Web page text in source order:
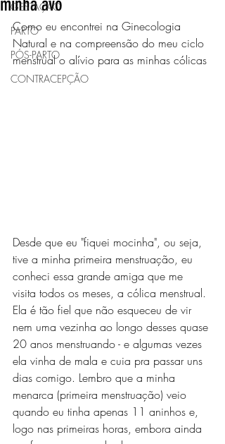
GESTAÇÃO
PARTO
PÓS-PARTO
CONTRACEPÇÃO
minha avó
Como eu encontrei na Ginecologia
Natural e na compreensão do meu ciclo
menstrual o alívio para as minhas cólicas
Desde que eu "fiquei mocinha", ou seja,
tive a minha primeira menstruação, eu
conheci essa grande amiga que me
visita todos os meses, a cólica menstrual.
Ela é tão fiel que não esqueceu de vir
nem uma vezinha ao longo desses quase
20 anos menstruando - e algumas vezes
ela vinha de mala e cuia pra passar uns
dias comigo. Lembro que a minha
menarca (primeira menstruação) veio
quando eu tinha apenas 11 aninhos e,
logo nas primeiras horas, embora ainda